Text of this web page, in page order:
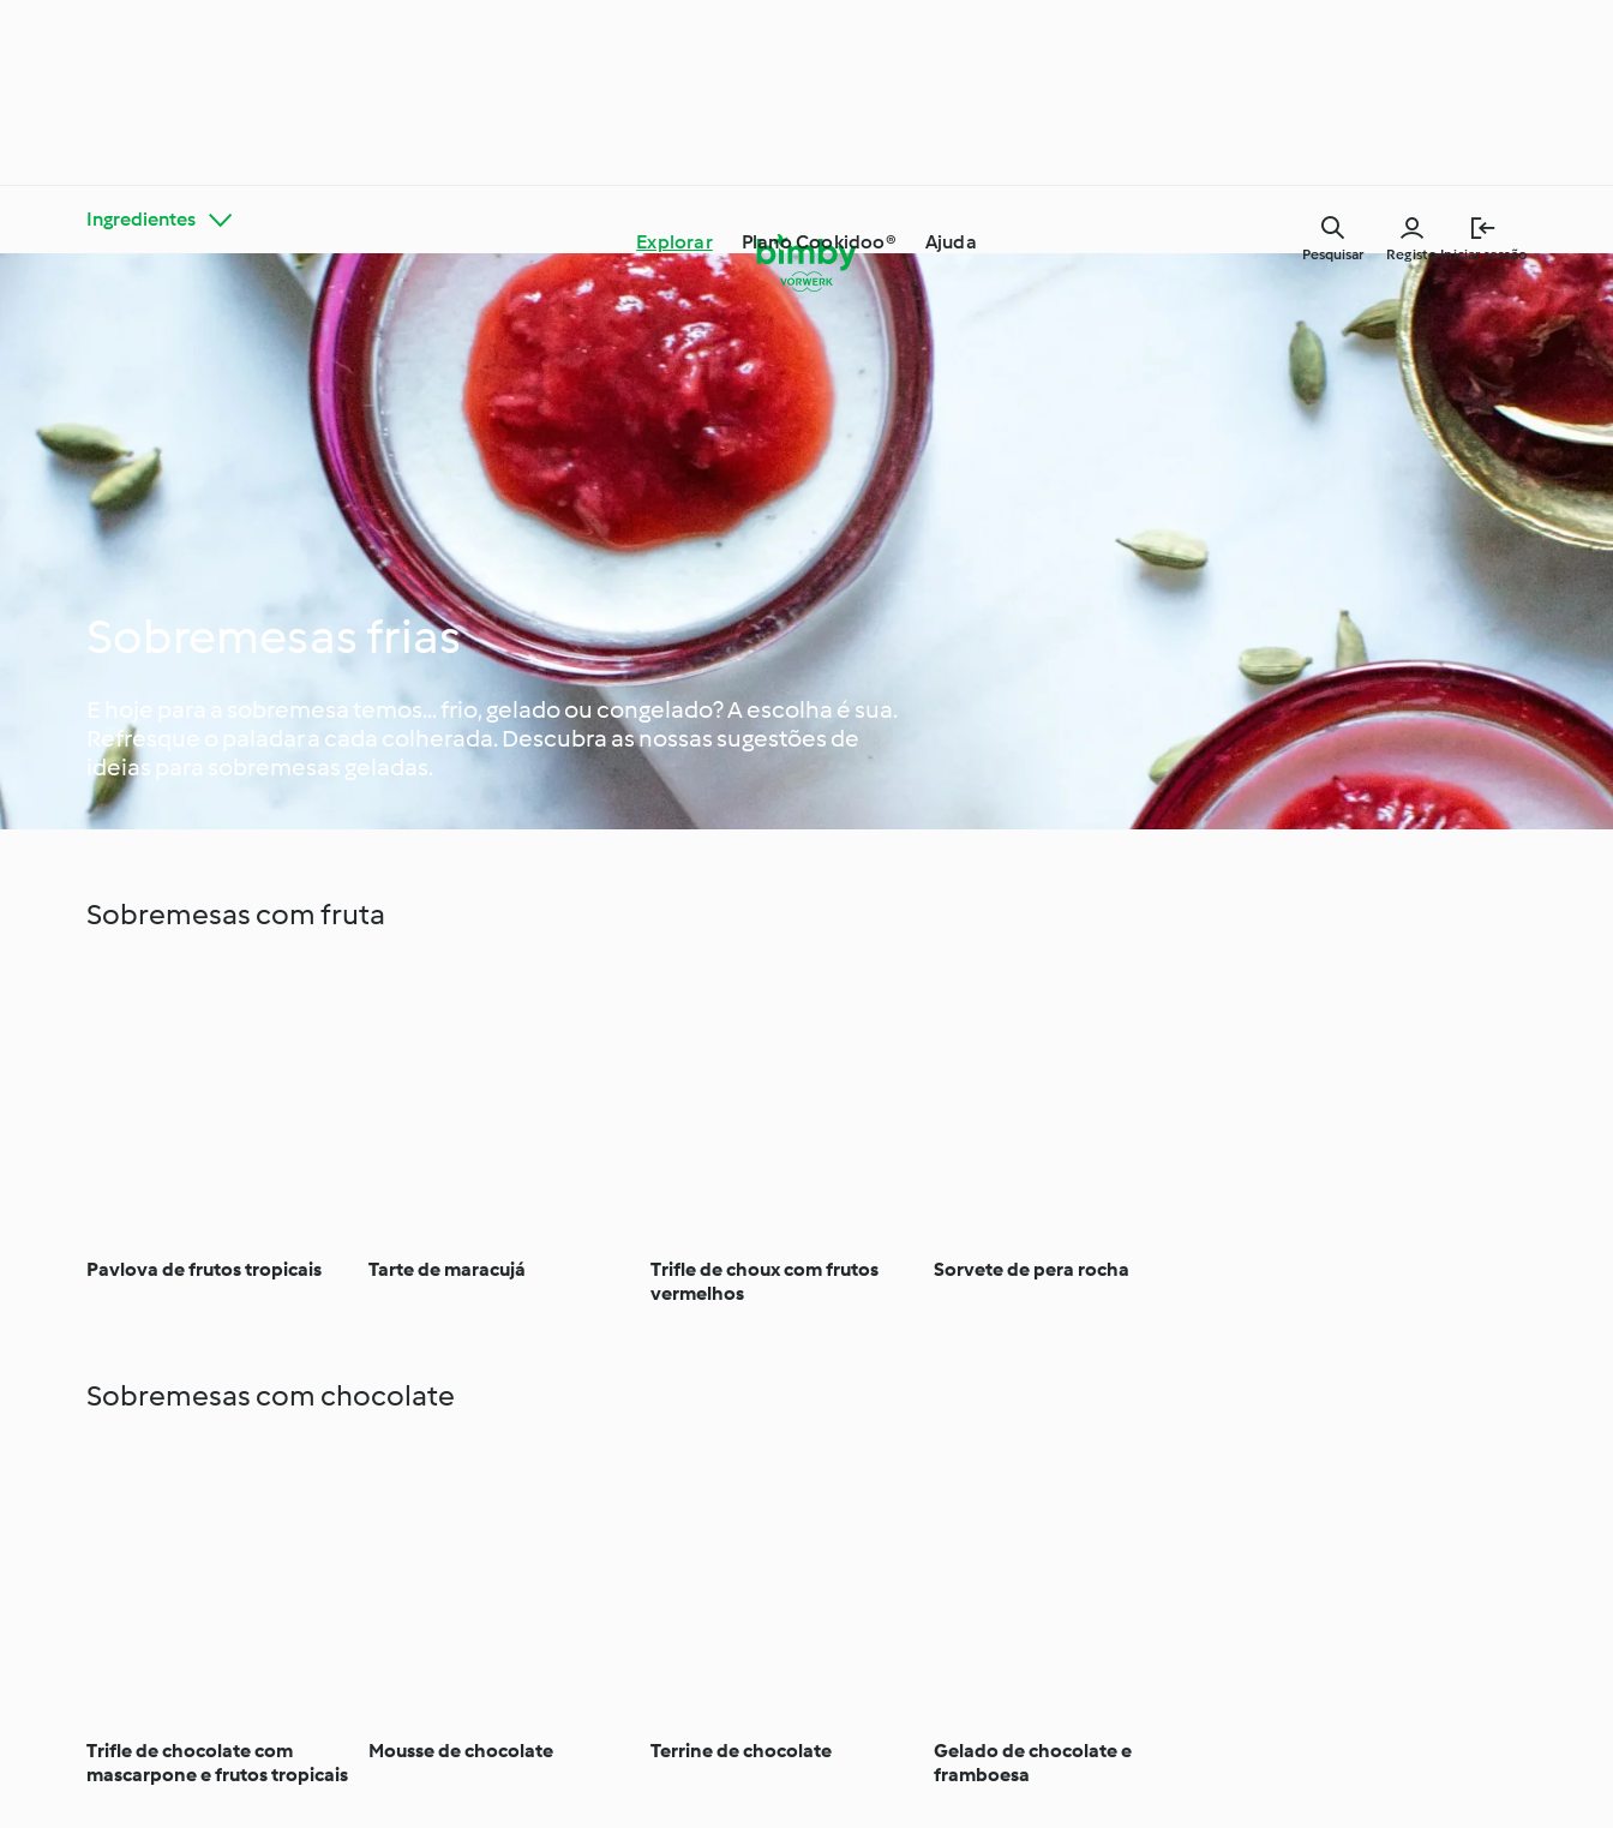
Explorar Plano Cookidoo® Ajuda
RegistoIniciar sessão
Pesquisar
Ingredientes
Conheça o Cookidoo® Bimby® Dicas e Truques Ingredientes Cozinha para todos os dias
Dietas e tendências
Ocasiões especiais e
estações
À volta do mundo com o
Cookidoo®
Sobremesas frias
E hoje para a sobremesa temos... frio, gelado ou congelado? A escolha é sua.
Refresque o paladar a cada colherada. Descubra as nossas sugestões de
ideias para sobremesas geladas.
Sobremesas com fruta
Pavlova de frutos tropicais Tarte de maracujá
Trifle de choux com frutos
vermelhos
Sorvete de pera rocha
Sobremesas com chocolate
Trifle de chocolate com
mascarpone e frutos tropicais
Mousse de chocolate Terrine de chocolate
Gelado de chocolate e
framboesa